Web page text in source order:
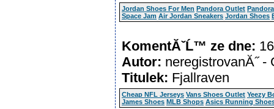
Jordan Shoes For Men Pandora Outlet
Space Jam Air Jordan Sneakers Jordan Shoes
KomentĂˇĹ™ ze dne:
Autor: neregistrovanĂ˝
Titulek: Fjallraven
Cheap NFL Jerseys Vans Shoes Outlet Yeezy
James Shoes MLB Shops Asics Running